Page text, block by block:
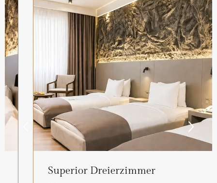
Superior Dreierzimmer